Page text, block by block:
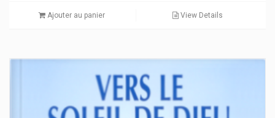
Ajouter au panier View Details